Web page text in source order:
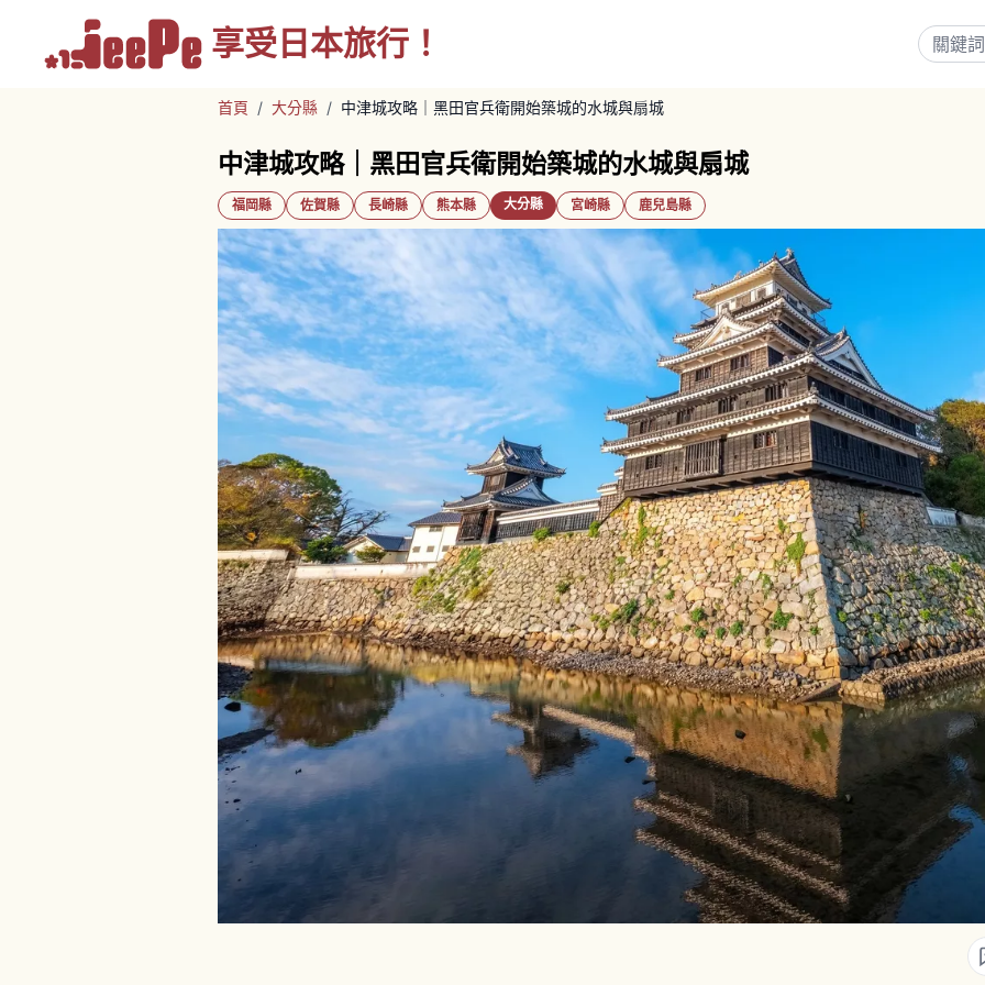
享受 日本旅行！
首頁 / 大分縣 / 中津城攻略｜黑田官兵衛開始築城的水城與扇城
中津城攻略｜黑田官兵衛開始築城的水城與扇城
福岡縣 佐賀縣 長崎縣 熊本縣 大分縣 宮崎縣 鹿兒島縣